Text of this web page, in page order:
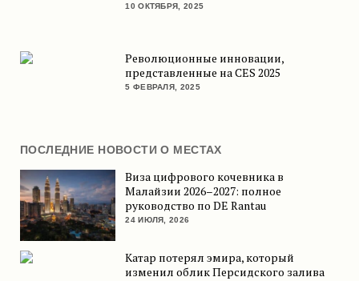
10 ОКТЯБРЯ, 2025
Революционные инновации,
представленные на CES 2025
5 ФЕВРАЛЯ, 2025
ПОСЛЕДНИЕ НОВОСТИ О МЕСТАХ
Виза цифрового кочевника в
Малайзии 2026–2027: полное
руководство по DE Rantau
24 ИЮЛЯ, 2026
Катар потерял эмира, который
изменил облик Персидского залива